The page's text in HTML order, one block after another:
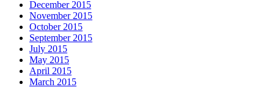
December 2015
November 2015
October 2015
September 2015
July 2015
May 2015
April 2015
March 2015